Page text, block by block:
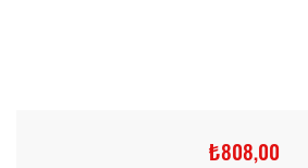
₺808,00